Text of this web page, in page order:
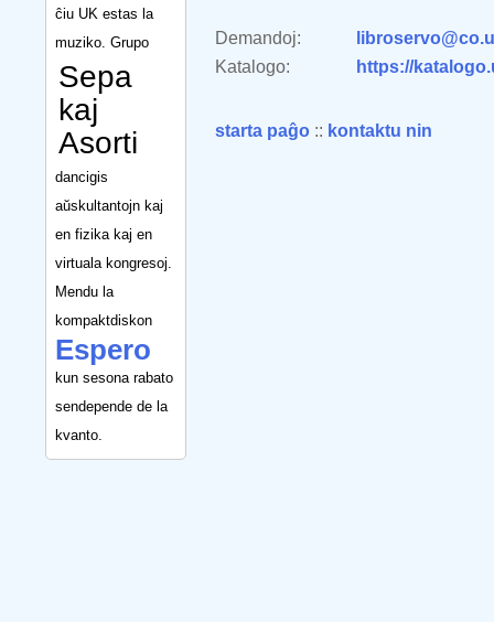
ĉiu UK estas la
muziko. Grupo
Sepa
kaj
Asorti
dancigis
aŭskultantojn kaj
en fizika kaj en
virtuala kongresoj.
Mendu la
kompaktdiskon
Espero
kun sesona rabato
sendepende de la
kvanto.
Demandoj:
Katalogo:
https://
starta paĝo :: kontaktu nin